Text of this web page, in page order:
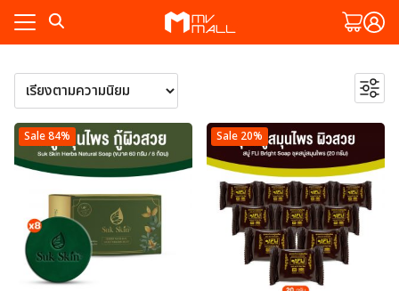
Skip
งหมด
าชิก
สวน
งหมด
Clearance Sale 44
สินค้า
คะแนนแลกสินค้า 22
สินค้า
สินค้าทดลอง 4747
สินค้า
สุขภาพ 6363
สินค้า
ดูแลช่องปาก
5
สินค้า
น้ำมันนวด/บาล์ม 24
สินค้า
ยาดม 44
อุปกรณ์เพื่อสุขภาพ
Sale 84% Sale 20%